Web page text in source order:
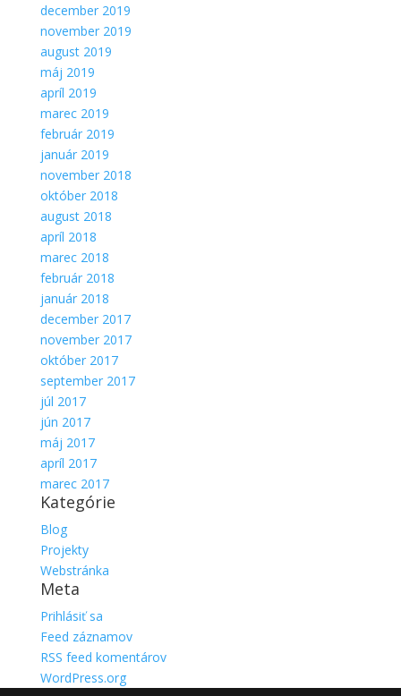
december 2019
november 2019
august 2019
máj 2019
apríl 2019
marec 2019
február 2019
január 2019
november 2018
október 2018
august 2018
apríl 2018
marec 2018
február 2018
január 2018
december 2017
november 2017
október 2017
september 2017
júl 2017
jún 2017
máj 2017
apríl 2017
marec 2017
Kategórie
Blog
Projekty
Webstránka
Meta
Prihlásiť sa
Feed záznamov
RSS feed komentárov
WordPress.org
webovej
stránky na
spôsobu
používania
webovej
stránky.